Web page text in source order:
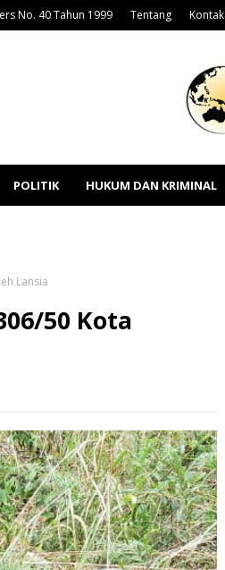
No. 40 Tahun 1999 Tentang Kontak
POLITIK HUKUM DAN KRIMINAL
Lansia
50 Kota